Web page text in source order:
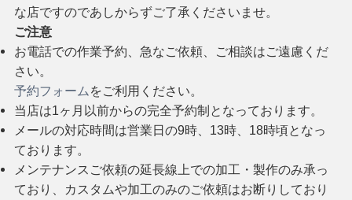
な店ですのであしからずご了承くださいませ。
ご注意
お電話での作業予約、急なご依頼、ご相談はご遠慮くだ
さい。
予約フォーム をご利用ください。
当店は1ヶ月以前からの完全予約制となっております。
メールの対応時間は営業日の9時、13時、18時頃となっ
ております。
メンテナンスご依頼の延長線上での加工・製作のみ承っ
ており、カスタムや加工のみのご依頼はお断りしており